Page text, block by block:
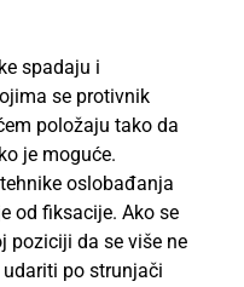
spadaju i
se protivnik
položaju tako da
je moguće.
oslobađanja
od fiksacije. Ako se
poziciji da se više ne
po strunjači